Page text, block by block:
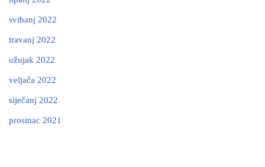
svibanj 2022
travanj 2022
ožujak 2022
veljača 2022
siječanj 2022
prosinac 2021